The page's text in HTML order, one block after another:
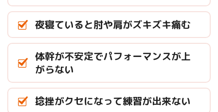
夜寝ていると肘や肩がズキズキ痛む
体幹が不安定でパフォーマンスが上
がらない
捻挫がクセになって練習が出来ない